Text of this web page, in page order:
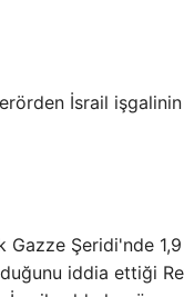
İsrail işgalinin
Gazze Şeridi'nde 1,9
iddia ettiği